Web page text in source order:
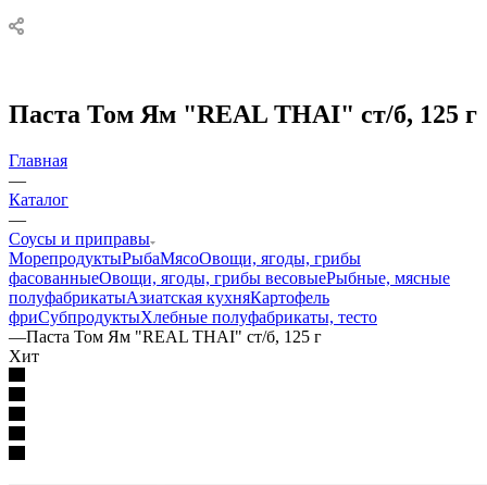
Паста Том Ям "REAL THAI" ст/б, 125 г
Главная
—
Каталог
—
Соусы и приправы
МорепродуктыРыбаМясоОвощи, ягоды, грибы
фасованныеОвощи, ягоды, грибы весовыеРыбные, мясные
полуфабрикатыАзиатская кухняКартофель
фриСубпродуктыХлебные полуфабрикаты, тесто
—Паста Том Ям "REAL THAI" ст/б, 125 г
Хит